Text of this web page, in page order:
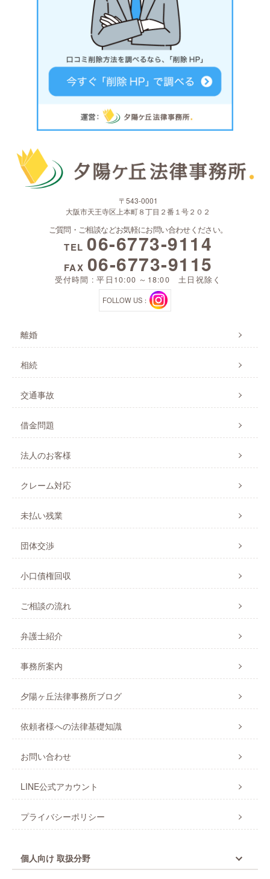
〒543-0001
大阪市天王寺区上本町８丁目２番１号２０２
ご質問・ご相談などお気軽にお問い合わせください。
TEL 06-6773-9114
FAX 06-6773-9115
受付時間 : 平日10:00 ～18:00 土日祝除く
FOLLOW US：
離婚
相続
交通事故
借金問題
法人のお客様
クレーム対応
未払い残業
団体交渉
小口債権回収
ご相談の流れ
弁護士紹介
事務所案内
夕陽ヶ丘法律事務所ブログ
依頼者様への法律基礎知識
お問い合わせ
LINE公式アカウント
プライバシーポリシー
個人向け 取扱分野